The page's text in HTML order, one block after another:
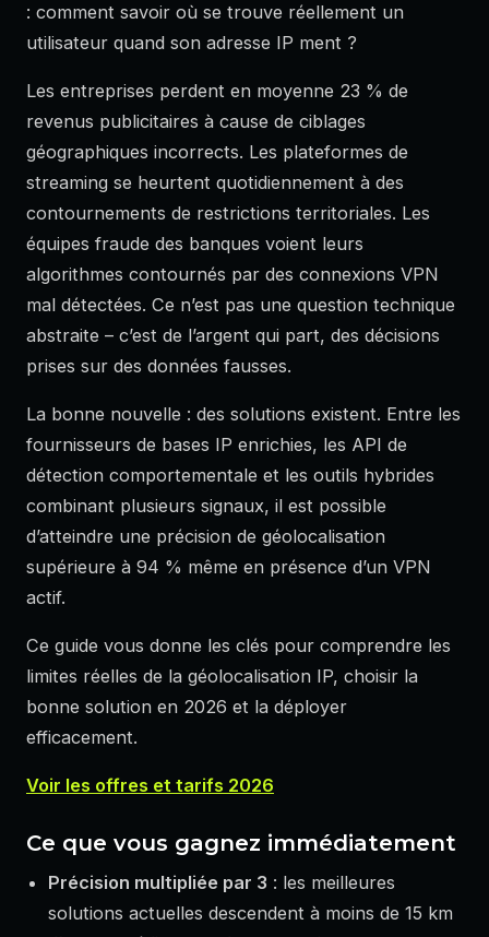
: comment savoir où se trouve réellement un
utilisateur quand son adresse IP ment ?
Les entreprises perdent en moyenne 23 % de
revenus publicitaires à cause de ciblages
géographiques incorrects. Les plateformes de
streaming se heurtent quotidiennement à des
contournements de restrictions territoriales. Les
équipes fraude des banques voient leurs
algorithmes contournés par des connexions VPN
mal détectées. Ce n’est pas une question technique
abstraite – c’est de l’argent qui part, des décisions
prises sur des données fausses.
La bonne nouvelle : des solutions existent. Entre les
fournisseurs de bases IP enrichies, les API de
détection comportementale et les outils hybrides
combinant plusieurs signaux, il est possible
d’atteindre une précision de géolocalisation
supérieure à 94 % même en présence d’un VPN
actif.
Ce guide vous donne les clés pour comprendre les
limites réelles de la géolocalisation IP, choisir la
bonne solution en 2026 et la déployer
efficacement.
Voir les offres et tarifs 2026
Ce que vous gagnez immédiatement
Précision multipliée par 3 : les meilleures
solutions actuelles descendent à moins de 15 km